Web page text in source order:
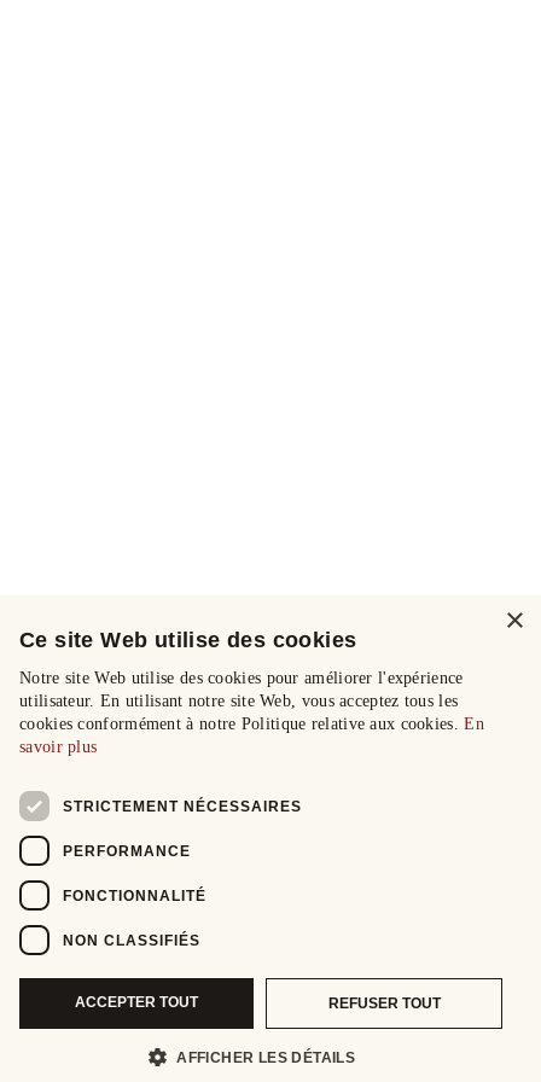
×
Ce site Web utilise des cookies
Notre site Web utilise des cookies pour améliorer l'expérience
utilisateur. En utilisant notre site Web, vous acceptez tous les
cookies conformément à notre Politique relative aux cookies.En
savoir plus
STRICTEMENT NÉCESSAIRES
PERFORMANCE
FONCTIONNALITÉ
NON CLASSIFIÉS
ACCEPTER TOUT REFUSER TOUT
AFFICHER LES DÉTAILS